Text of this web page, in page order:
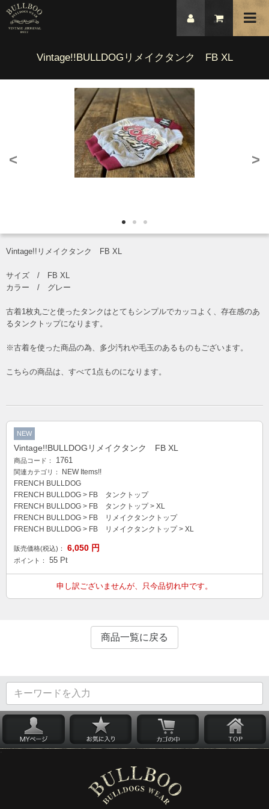
Vintage!!BULLDOGリメイクタンク FB XL
< >
Vintage!!リメイクタンク FB XL
サイズ / FB XL
カラー / グレー
古着1枚丸ごと使ったタンクはとてもシンプルでカッコよく、存在感のあ
るタンクトップになります。
※古着を使った商品の為、多少汚れや毛玉のあるものもございます。
こちらの商品は、すべて1点ものになります。
NEW
Vintage!!BULLDOGリメイクタンク FB XL
商品コード： 1761
関連カテゴリ：
NEW Items!!
FRENCH BULLDOG
FRENCH BULLDOG > FB タンクトップ
FRENCH BULLDOG > FB タンクトップ> XL
FRENCH BULLDOG > FB リメイクタンクトップ
FRENCH BULLDOG > FB リメイクタンクトップ> XL
販売価格(税込)： 6,050 円
ポイント： 55 Pt
申し訳ございませんが、只今品切れ中です。
商品一覧に戻る